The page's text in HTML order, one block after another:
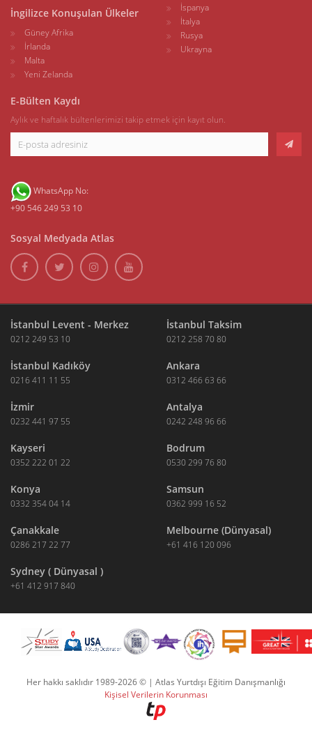
İngilizce Konuşulan Ülkeler
Güney Afrika
İrlanda
Malta
Yeni Zelanda
İspanya
İtalya
Rusya
Ukrayna
E-Bülten Kaydı
Aylık ve haftalık bültenlerimizi takip etmek için kayıt olun.
WhatsApp No:
+90 546 249 53 10
Sosyal Medyada Atlas
İstanbul Levent - Merkez
0212 249 53 10
İstanbul Taksim
0212 258 70 80
İstanbul Kadıköy
0216 411 11 55
Ankara
0312 466 63 66
İzmir
0232 441 97 55
Antalya
0242 248 96 66
Kayseri
0352 222 01 22
Bodrum
0530 299 76 80
Konya
0332 354 04 14
Samsun
0362 999 16 52
Çanakkale
0286 217 22 77
Melbourne (Dünyasal)
+61 416 120 096
Sydney ( Dünyasal )
+61 412 917 840
Her hakkı saklıdır 1989-2026 © | Atlas Yurtdışı Eğitim Danışmanlığı
Kişisel Verilerin Korunması